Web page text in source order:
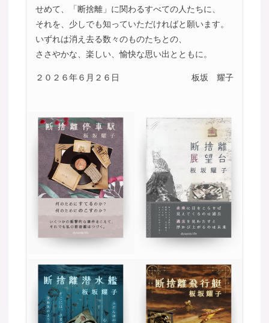
せめて、「断捨離」に関わるすべての人たちに、
それを、少しでも知っていただければと願います。
いずれは消え去る数々のものたちとの、
ささやかな、楽しい、愉快な思い出とともに。
２０２６年６月２６日 板坂 耀子